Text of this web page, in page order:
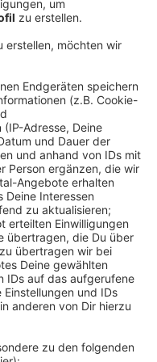
10:28
Bergischen ganz
bei der Pflege von
bei
gießen oder bei
Besonders
Familien
„WipperKids“ richten
Jahren und sollen
- mit Draußen-
oder dem Bau von
einen Infoabend.
per Mail
unter